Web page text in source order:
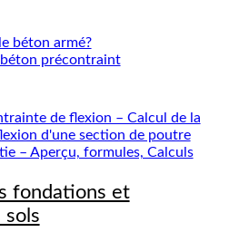
béton armé?
béton précontraint
de flexion – Calcul de la
d'une section de poutre
– Aperçu, formules, Calculs
fondations et
sols